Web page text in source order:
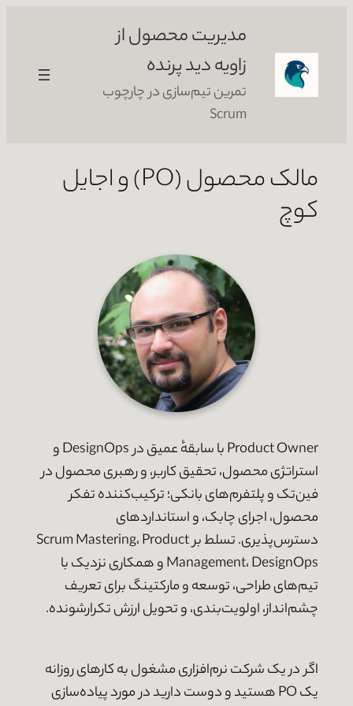
مدیریت محصول از
زاویه دید پرنده
تمرین تیم‌سازی در چارچوب
Scrum
مالک محصول (PO) و اجایل
کوچ
Product Owner با سابقه‌ٔ عمیق در DesignOps و
استراتژی محصول، تحقیق کاربر، و رهبری محصول در
فین‌تک و پلتفرم‌های بانکی؛ ترکیب‌کننده‌ تفکر
محصول، اجرای چابک، و استانداردهای
دسترس‌پذیری. تسلط بر Scrum Mastering، Product
Management، DesignOps و همکاری نزدیک با
تیم‌های طراحی، توسعه و مارکتینگ برای تعریف
چشم‌انداز، اولویت‌بندی، و تحویل ارزش تکرارشونده.
اگر در یک شرکت نرم‌افزاری مشغول به کارهای روزانه
یک PO هستید و دوست دارید در مورد پیاده‌سازی